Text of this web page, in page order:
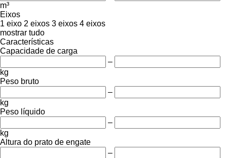
m³
Eixos
1 eixo 2 eixos 3 eixos 4 eixos
mostrar tudo
Características
Capacidade de carga
–
kg
Peso bruto
–
kg
Peso líquido
–
kg
Altura do prato de engate
–